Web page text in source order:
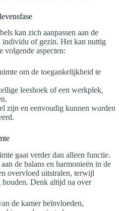
kan zich aanpassen aan de
individu of gezin. Het kan nuttig
volgende aspecten:
om de toegankelijkheid te
leeshoek of een werkplek,
zijn en eenvoudig kunnen worden
gaat verder dan alleen functie.
de balans en harmonieën in de
overvloed uitstralen, terwijl
Denk altijd na over
de kamer beïnvloeden,